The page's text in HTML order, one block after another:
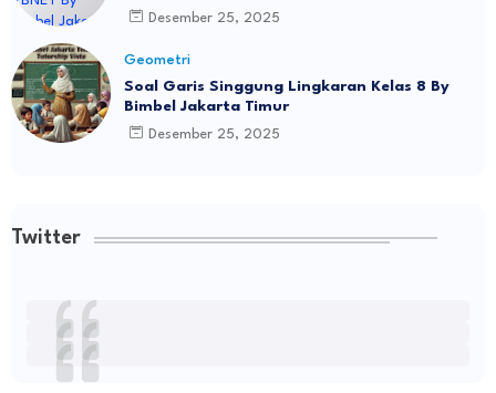
Desember 25, 2025
Geometri
Soal Garis Singgung Lingkaran Kelas 8 By
Bimbel Jakarta Timur
Desember 25, 2025
Twitter